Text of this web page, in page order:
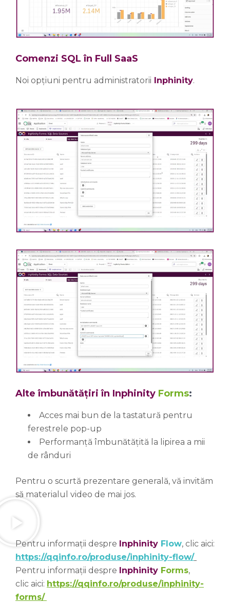
Comenzi SQL în Full SaaS
Noi opțiuni pentru administratorii Inphinity.
Alte îmbunătățiri în Inphinity Forms:
Acces mai bun de la tastatură pentru
ferestrele pop-up
Performanță îmbunătățită la lipirea a mii
de rânduri
Pentru o scurtă prezentare generală, vă invităm
să materialul video de mai jos.
Pentru informații despre Inphinity Flow, clic aici:
https://qqinfo.ro/produse/inphinity-flow/
Pentru informații despre Inphinity Forms,
clic aici: https://qqinfo.ro/produse/inphinity-
forms/